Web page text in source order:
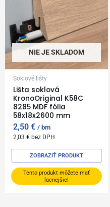
NIE JE SKLADOM
Soklové lišty
Lišta soklová
KronoOriginal K58C
8285 MDF fólia
58x18x2600 mm
2,50€ bm
2,03€ bez DPH
Tento produkt môžete mať
lacnejšie!
ZOBRAZIŤ PRODUKT